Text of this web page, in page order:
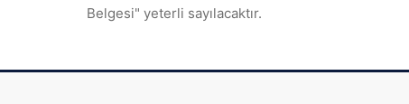
Belgesi" yeterli sayılacaktır.